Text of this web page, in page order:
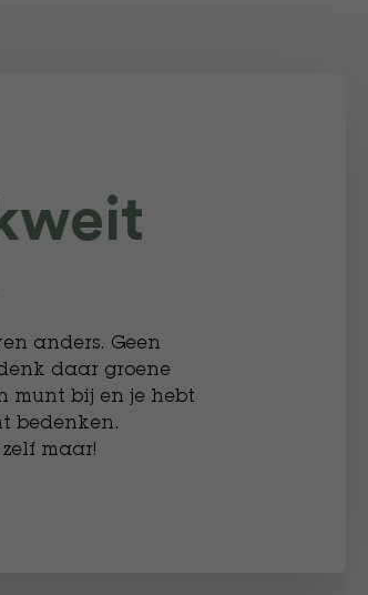
anders. Geen
daar groene
munt bij en je hebt
bedenken.
maar!